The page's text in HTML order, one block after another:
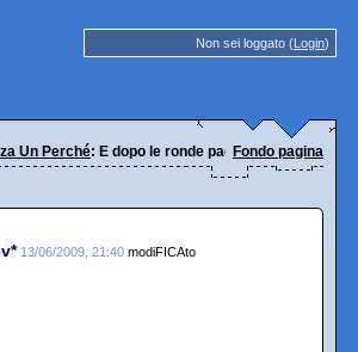
Non sei loggato (Login)
Un Perché: E dopo le ronde padane...Fondo pagina
13/06/2009, 21:40 modiFICAto